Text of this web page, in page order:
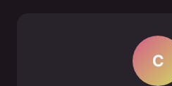
C